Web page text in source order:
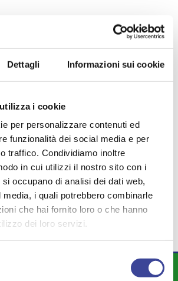
Dettagli Informazioni sui cookie
i cookie
per personalizzare contenuti ed
funzionalità dei social media e per
traffico. Condividiamo inoltre
in cui utilizzi il nostro sito con i
occupano di analisi dei dati web,
media, i quali potrebbero combinarle
che hai fornito loro o che hanno
dei loro servizi.
Anci Lombardia
,EXPO,
,
, PICCOLI COMUNI
, SALUTE
DIGITALE ,